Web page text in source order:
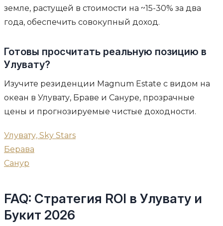
земле, растущей в стоимости на ~15-30% за два
года, обеспечить совокупный доход.
Готовы просчитать реальную позицию в
Улувату?
Изучите резиденции Magnum Estate с видом на
океан в Улувату, Браве и Сануре, прозрачные
цены и прогнозируемые чистые доходности.
Улувату, Sky Stars
Берава
Санур
FAQ: Стратегия ROI в Улувату и
Букит 2026